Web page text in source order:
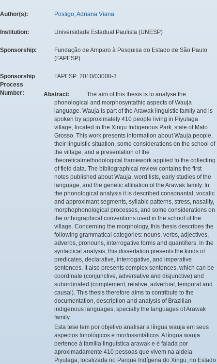
Author(s): Postigo, Adriana Viana
Institution: Universidade Estadual Paulista (UNESP)
Sponsorship:
Fundação de Amparo à Pesquisa do Estado de São Paulo
(FAPESP)
Sponsorship
Process
Number:
FAPESP: 2010/03000-3
Abstract:
The aim of this thesis is to analyse the
phonological and morphosyntathic aspects of Wauja
language. Wauja is part of the Arawak linguistic family and is
spoken by approximately 410 people living in Piyulaga
village, located in the Xingu Indigenous Park, state of Mato
Grosso. This work presents information about Wauja people,
their linguistic situation, some considerations on the school of
the village, and a presentation of the
theoreticalmethodological framework applied to the collecting
of field data. The bibliographical review contains the first
notes published about Wauja, word lists, early studies of the
language, and the genetic affiliation of the Arawak family. In
the phonological analysis it is described consonantal, vocalic
and approximant segments, syllabic patterns, stress, nasality,
morphophonological processes, and some considerations on
the orthographical conventions used in the school of the
village. Concerning the morphology, this thesis describes the
following grammatical categories: nouns, verbs, adjectives,
adverbs, pronouns, interrogative forms and quantifiers. In the
syntactical analysis, this dissertation presents the kinds of
predicates, declarative, interrogative, and imperative
sentences. It also presents complex sentences, which can be
coordinate (conjunctive, adversative and disjunctive) and
subordinated (complement, relative, adverbial, temporal and
causal). This thesis therefore aims to contribute to the
documentation, description and analysis of Brazilian
indigenous languages, specially the languages of Arawak
family
Esta tese tem por objetivo analisar a língua wauja em seus
aspectos fonológicos e morfossintáticos. A língua wauja
pertence à família linguística arawak e é falada por
aproximadamente 410 pessoas que vivem na aldeia
Piyulaga, localizada no Parque Indígena do Xingu, no Estado